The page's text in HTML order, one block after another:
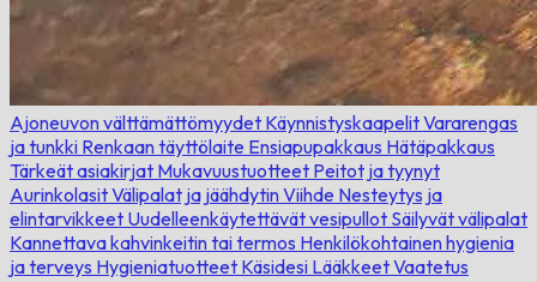
Ajoneuvon välttämättömyydet KäynnistyskaapelitVararengas
ja tunkki Renkaan täyttölaite Ensiapupakkaus Hätäpakkaus
Tärkeät asiakirjat Mukavuustuotteet Peitot ja tyynyt
AurinkolasitVälipalat ja jäähdytinViihde Nesteytys ja
elintarvikkeet Uudelleenkäytettävät vesipullot Säilyvät välipalat
Kannettava kahvinkeitin tai termos Henkilökohtainen hygienia
ja terveys Hygieniatuotteet Käsidesi LääkkeetVaatetus